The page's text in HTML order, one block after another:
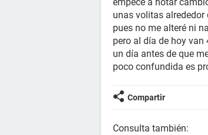
unas volitas
pues no me alteré ni
pero al día de hoy van
un día antes de que
poco confundida es
Compartir
Consulta también: